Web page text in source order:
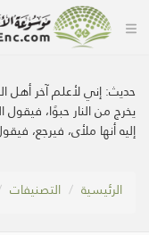
حديث:إني لأعلم آخر أهل
يخرج من النار حبوًا، فيقول
إليه أنها ملأى، فيرجع،
الرئيسية التصنيفات